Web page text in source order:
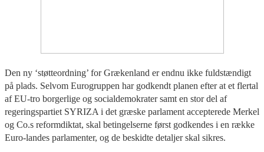
Den ny ‘støtteordning’ for Grækenland er endnu ikke fuldstændigt
på plads. Selvom Eurogruppen har godkendt planen efter at et flertal
af EU-tro borgerlige og socialdemokrater samt en stor del af
regeringspartiet SYRIZA i det græske parlament accepterede Merkel
og Co.s reformdiktat, skal betingelserne først godkendes i en række
Euro-landes parlamenter, og de beskidte detaljer skal sikres.